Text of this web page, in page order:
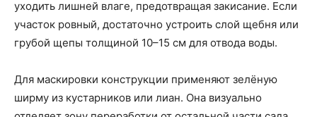
уходить лишней влаге, предотвращая закисание. Если
участок ровный, достаточно устроить слой щебня или
грубой щепы толщиной 10–15 см для отвода воды.
Для маскировки конструкции применяют зелёную
ширму из кустарников или лиан. Она визуально